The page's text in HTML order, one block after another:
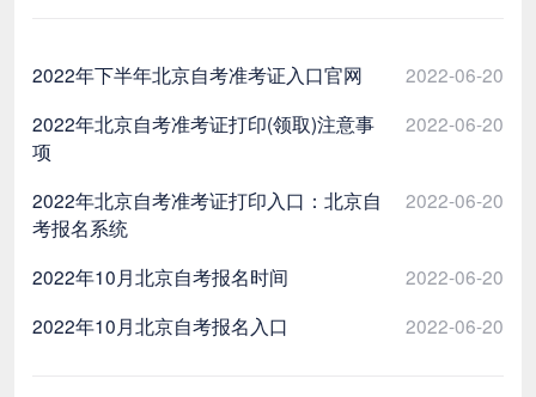
2022年下半年北京自考准考证入口官网
2022-06-20
2022年北京自考准考证打印(领取)注意事
项
2022-06-20
2022年北京自考准考证打印入口：北京自
考报名系统
2022-06-20
2022年10月北京自考报名时间
2022-06-20
2022年10月北京自考报名入口
2022-06-20